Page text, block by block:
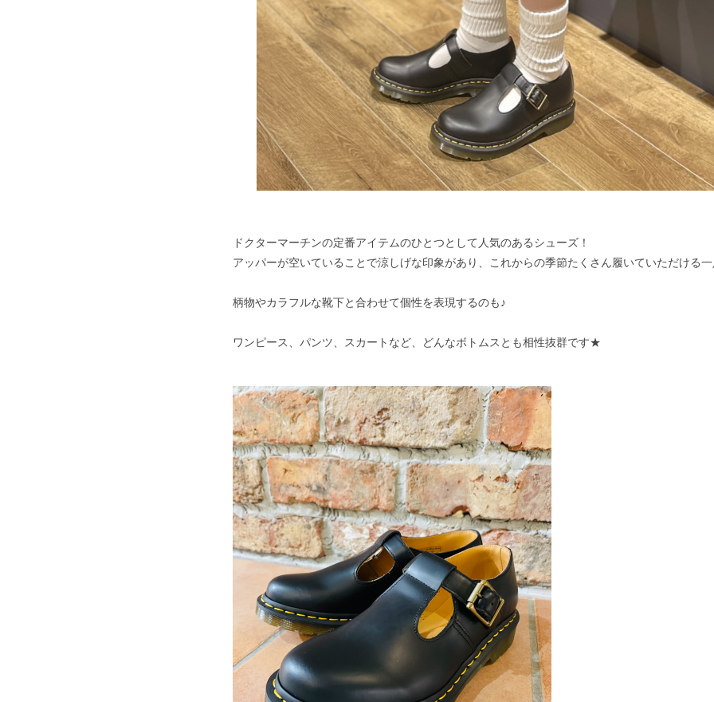
ドクターマーチンの定番アイテムのひとつとして人気のあるシューズ！
アッパーが空いていることで涼しげな印象があり、これからの季節たくさん履いていただける
柄物やカラフルな靴下と合わせて個性を表現するのも♪
ワンピース、パンツ、スカートなど、どんなボトムスとも相性抜群です★